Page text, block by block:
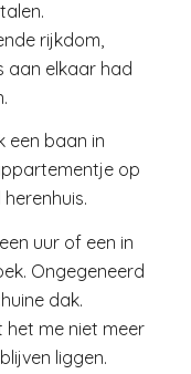
rijkdom,
aan elkaar had
een baan in
op
uur of een in
Ongegeneerd
dak.
me niet meer
liggen.